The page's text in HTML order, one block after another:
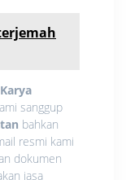
sanggup
bahkan
resmi kami
dokumen
jasa